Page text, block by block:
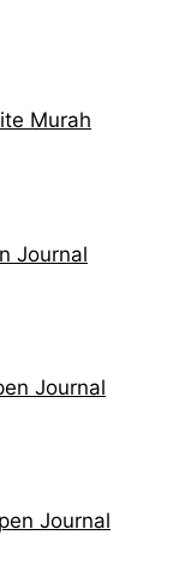
Murah
Journal
Journal
Journal